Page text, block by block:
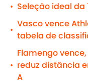
• Seleção ideal da
•
Vasco vence
tabela de
•
Flamengo
reduz distância
A